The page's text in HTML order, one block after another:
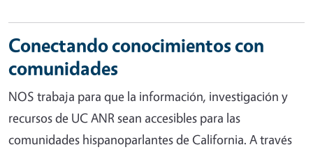
Conectando conocimientos con
comunidades
NOS trabaja para que la información, investigación y
recursos de UC ANR sean accesibles para las
comunidades hispanoparlantes de California. A través